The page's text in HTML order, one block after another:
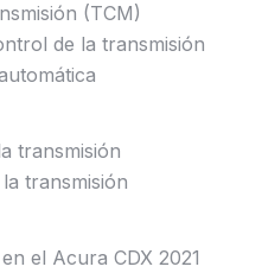
(TCM)
de la transmisión
transmisión
transmisión
el Acura CDX 2021